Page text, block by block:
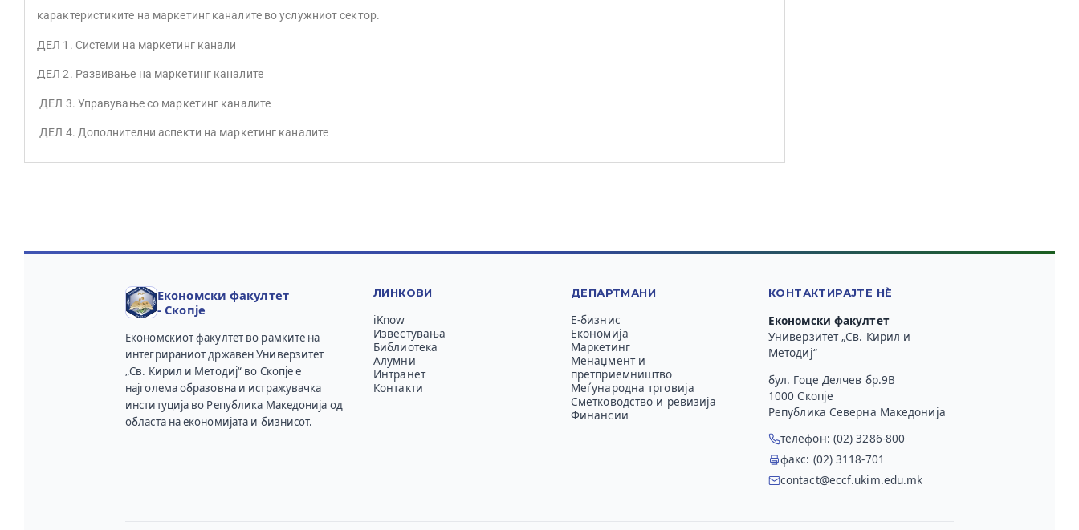
карактеристиките на маркетинг каналите во услужниот сектор.
ДЕЛ 1. Системи на маркетинг канали
ДЕЛ 2. Развивање на маркетинг каналите
ДЕЛ 3. Управување со маркетинг каналите
ДЕЛ 4. Дополнителни аспекти на маркетинг каналите
Економски факултет
- Скопје
Економскиот факултет во рамките на
интегрираниот државен Универзитет
„Св. Кирил и Методиј“ во Скопје е
најголема образовна и истражувачка
институција во Република Македонија од
областа на економијата и бизнисот.
ЛИНКОВИ
iKnow
Известувања
Библиотека
Алумни
Интранет
Контакти
ДЕПАРТМАНИ
Е-бизнис
Економија
Маркетинг
Менаџмент и
претприемништво
Меѓународна трговија
Сметководство и ревизија
Финансии
КОНТАКТИРАЈТЕ НЀ
Економски факултет
Универзитет „Св. Кирил и
Методиј“
бул. Гоце Делчев бр.9В
1000 Скопје
Република Северна Македонија
телефон: (02) 3286-800
факс: (02) 3118-701
contact@eccf.ukim.edu.mk